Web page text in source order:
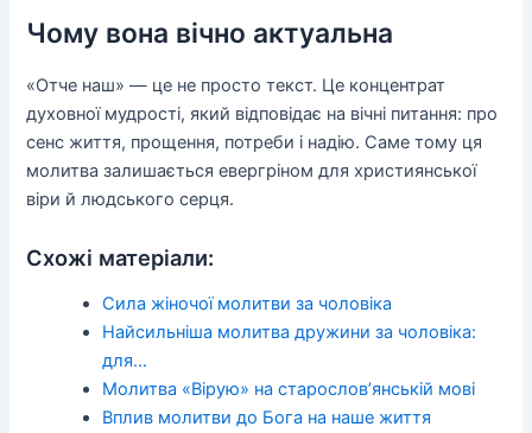
Чому вона вічно актуальна
«Отче наш» — це не просто текст. Це концентрат
духовної мудрості, який відповідає на вічні питання: про
сенс життя, прощення, потреби і надію. Саме тому ця
молитва залишається евергріном для християнської
віри й людського серця.
Схожі матеріали:
Сила жіночої молитви за чоловіка
Найсильніша молитва дружини за чоловіка:
для…
Молитва «Вірую» на старослов’янській мові
Вплив молитви до Бога на наше життя